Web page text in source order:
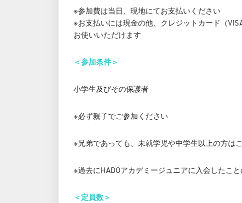
※参加費は当日、現地にてお支払いください
※お支払いには現金の他、クレジットカード（
お使いいただけます
＜参加条件＞
小学生及びその保護者
※必ず親子でご参加ください
※兄弟であっても、未就学児や中学生以上の方は
※過去にHADOアカデミージュニアに入会したこ
＜定員数＞